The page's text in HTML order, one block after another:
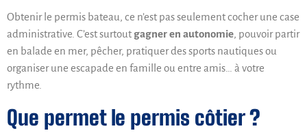
Obtenir le permis bateau, ce n’est pas seulement cocher une case
administrative. C’est surtout gagner en autonomie, pouvoir partir
en balade en mer, pêcher, pratiquer des sports nautiques ou
organiser une escapade en famille ou entre amis… à votre
rythme.
Que permet le permis côtier ?